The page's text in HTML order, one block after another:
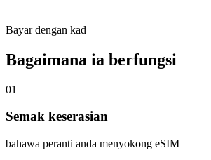
Bayar dengan kad
Bagaimana ia berfungsi
01
Semak keserasian
bahawa peranti anda menyokong eSIM